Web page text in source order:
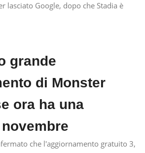
lasciato Google, dopo che Stadia è
grande
di Monster
ora ha una
che l'aggiornamento gratuito 3,